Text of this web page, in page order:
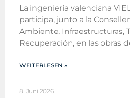
La ingeniería valenciana
participa, junto a la
Ambiente, Infraestructuras,
Recuperación, en las obras
WEITERLESEN »
8. Juni 2026